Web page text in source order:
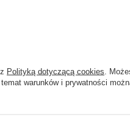
Masz pytanie? Chętnie
Zadzwoń
Polityką dotyczącą cookies .
warunków i prywatności